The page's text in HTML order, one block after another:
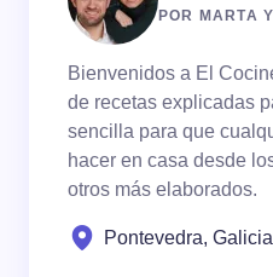
POR MARTA
Bienvenidos a El
de recetas explicadas
sencilla para que
hacer en casa desde
otros más elaborados.
Pontevedra, Galicia